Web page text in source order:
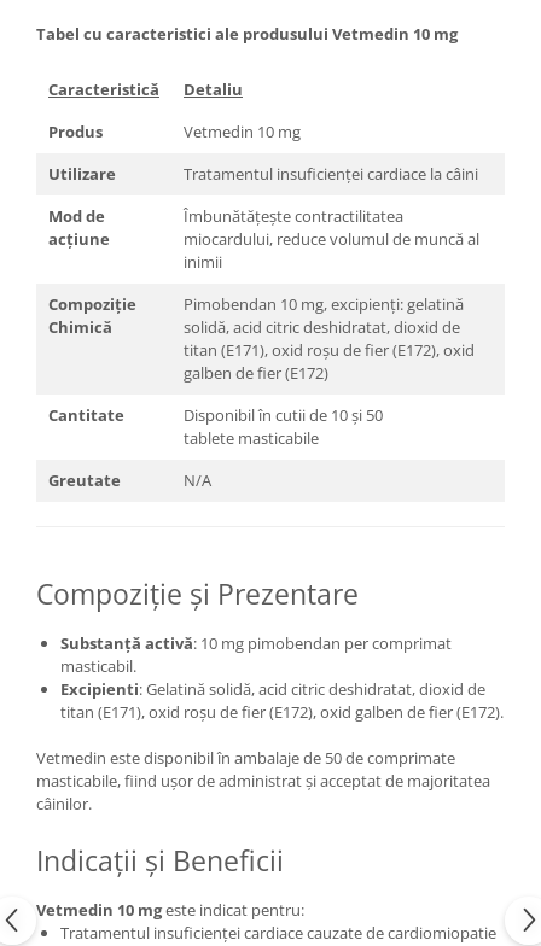
Tabel cu caracteristici ale produsului Vetmedin 10 mg
Caracteristică
Detaliu
Produs
Vetmedin 10 mg
Utilizare
Tratamentul insuficienței cardiace la câini
Mod de
acțiune
Îmbunătățește contractilitatea
miocardului, reduce volumul de muncă al
inimii
Compoziție
Chimică
Pimobendan 10 mg, excipienți: gelatină
solidă, acid citric deshidratat, dioxid de
titan (E171), oxid roșu de fier (E172), oxid
galben de fier (E172)
Cantitate
Disponibil în cutii de 10 și 50
tablete masticabile
Greutate
N/A
Compoziție și Prezentare
Substanță activă: 10 mg pimobendan per comprimat
masticabil.
Excipienti: Gelatină solidă, acid citric deshidratat, dioxid de
titan (E171), oxid roșu de fier (E172), oxid galben de fier (E172).
Vetmedin este disponibil în ambalaje de 50 de comprimate
masticabile, fiind ușor de administrat și acceptat de majoritatea
câinilor.
Indicații și Beneficii
Vetmedin 10 mgeste indicat pentru:
Tratamentul insuficienței cardiace cauzate de cardiomiopatie